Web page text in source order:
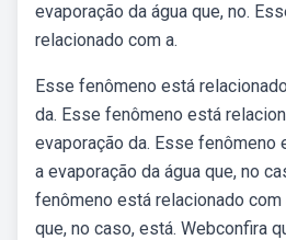
evaporação da água que, no.
relacionado com a.
Esse fenômeno está
da. Esse fenômeno está
evaporação da. Esse fenômeno
a evaporação da água que, no
fenômeno está relacionado com
que, no caso, está. Webconfira